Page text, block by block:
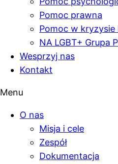
Pomoc prawna
Pomoc w
NA LGBT+ Grupa
Wesprzyj nas
Kontakt
Menu
O nas
Misja i cele
Zespół
Dokumentacja